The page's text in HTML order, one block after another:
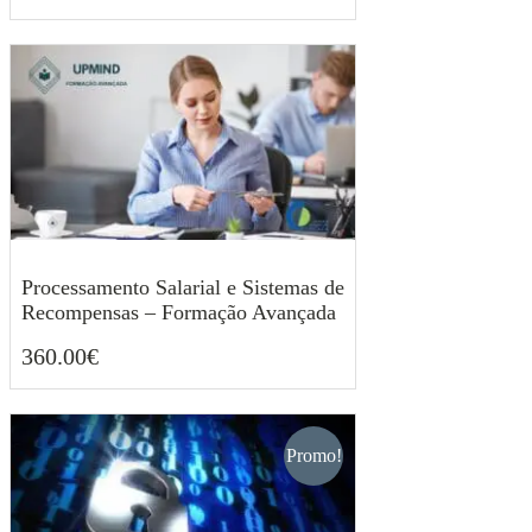
Processamento Salarial e Sistemas de
Recompensas – Formação Avançada
360.00€
Promo!